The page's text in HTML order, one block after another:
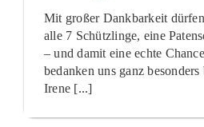
Mit großer Dankbarkeit
alle 7 Schützlinge, eine
– und damit eine echte
bedanken uns ganz besonders
Irene [...]